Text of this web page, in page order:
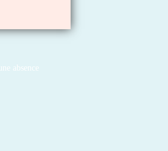
absence